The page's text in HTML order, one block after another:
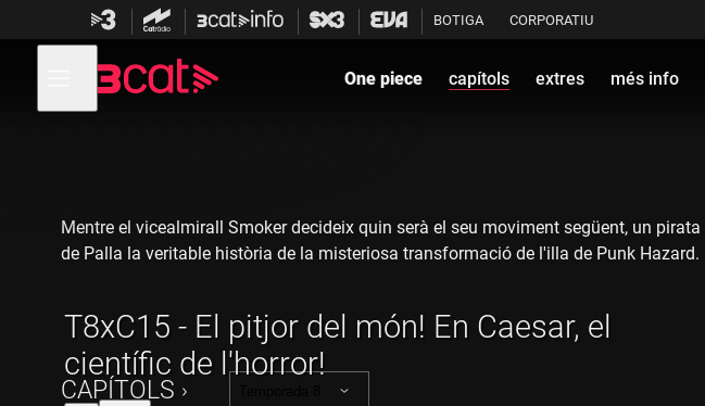
contingut
BOTIGA CORPORATIU
menú
de
One piece capítols extres més info
T8xC15 - El pitjor del món! En Caesar, el
científic de l'horror!
Mentre el vicealmirall Smoker decideix quin serà el seu moviment següent, un
de Palla la veritable història de la misteriosa transformació de l'illa de Punk Hazard.
CAPÍTOLS